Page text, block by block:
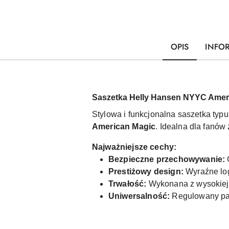
OPIS
Saszetka Helly Hansen NYYC
Stylowa i funkcjonalna saszetka
American Magic. Idealna dla fanów
Najważniejsze cechy:
Bezpieczne przechowywanie:
Prestiżowy design: Wyraźne
Trwałość: Wykonana z
Uniwersalność: Regulowany